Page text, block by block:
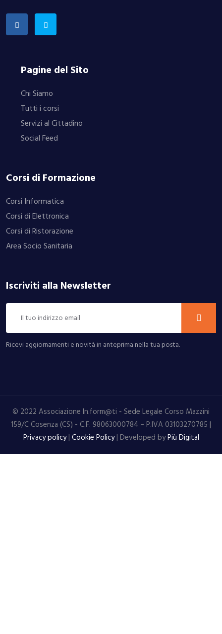
Pagine del Sito
Chi Siamo
Tutti i corsi
Servizi al Cittadino
Social Feed
Corsi di Formazione
Corsi Informatica
Corsi di Elettronica
Corsi di Ristorazione
Area Socio Sanitaria
Iscriviti alla Newsletter
Ricevi aggiornamenti e novità in anteprima nella tua posta.
© 2022 Associazione In.form@ti - Sede Legale Corso Mazzini
159/C Cosenza (CS) - C.F. 98063000784 – P.IVA 03103270785 |
Privacy policy| Cookie Policy| Developed byPiù Digital